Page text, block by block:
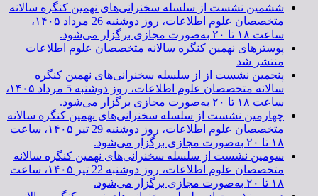
ششمین نشست از سلسله سخنرانی‌های نهمین کنگره سالانه
متخصصان علوم اطلاعات، روز دوشنبه 26 مرداد ۱۴۰۵،
ساعت ۱۸ تا ۲۰ به‌صورت مجازی برگزار می‌شود.
پوسترهای نهمین کنگره سالانه متخصصان علوم اطلاعات
منتشر شد
پنجمین نشست از از سلسله سخنرانی‌های نهمین کنگره
سالانه متخصصان علوم اطلاعات، روز دوشنبه 5 مرداد ۱۴۰۵،
ساعت ۱۸ تا ۲۰ به‌صورت مجازی برگزار می‌شود.
چهارمین نشست از سلسله سخنرانی‌های نهمین کنگره سالانه
متخصصان علوم اطلاعات، روز دوشنبه 29 تیر ۱۴۰۵، ساعت
۱۸ تا ۲۰ به‌صورت مجازی برگزار می‌شود.
سومین نشست از سلسله سخنرانی‌های نهمین کنگره سالانه
متخصصان علوم اطلاعات، روز دوشنبه 22 تیر ۱۴۰۵، ساعت
۱۸ تا ۲۰ به‌صورت مجازی برگزار می‌شود.